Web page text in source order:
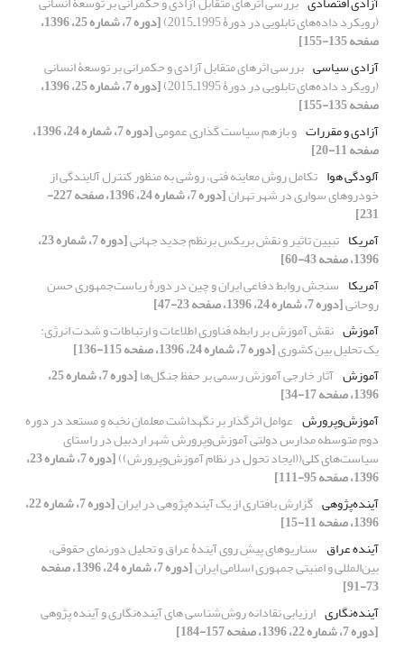
(رویکرد داده‌های تابلویی در دورۀ 1995ـ2015) [دوره 7، شماره 25، 1396،
صفحه 135-155]
آزادی سیاسی بررسی اثرهای متقابل آزادی و حکمرانی بر توسعۀ انسانی
(رویکرد داده‌های تابلویی در دورۀ 1995ـ2015) [دوره 7، شماره 25، 1396،
صفحه 135-155]
آزادی و مقررات و بازهم سیاست گذاری عمومی [دوره 7، شماره 24، 1396،
صفحه 11-20]
آلودگی هوا تکامل روش معاینه فنی، روشی به منظور کنترل آلایندگی از
خودروهای سواری در شهر تهران [دوره 7، شماره 24، 1396، صفحه 227-
231]
آمریکا تبیین تاثیر و نقش بریکس برنظم جدید جهانی [دوره 7، شماره 23،
1396، صفحه 43-60]
آمریکا سنجشِ روابط دفاعیِ ایران و چین در دورۀ ریاست‌جمهوری حسن
روحانی[دوره 7، شماره 24، 1396، صفحه 23-47]
آموزش نقش آموزش بر رابطه فناوری اطلاعات و ارتباطات و شدت انرژی:
یک تحلیل بین کشوری[دوره 7، شماره 24، 1396، صفحه 115-136]
آموزش آثار خارجی آموزش رسمی بر حفظ جنگل‌ها [دوره 7، شماره 25،
1396، صفحه 17-34]
آموزش‌وپرورش عوامل اثرگذار بر نگهداشت معلمان نخبه و مستعد در دوره
دوم متوسطه مدارس دولتی آموزش‌وپرورش شهر اردبیل در راستای
سیاست‌های کلی((ایجاد تحول در نظام آموزش‌وپرورش)) [دوره 7، شماره 23،
1396، صفحه 95-111]
آینده‌پژوهی گزارش بافتاری از یک آینده‌پژوهی در ایران [دوره 7، شماره 22،
1396، صفحه 11-15]
آینده عراق سناریوهای پیشِ روی آیندۀ عراق و تحلیل دورنمای حقوقی،
بین‌المللی و امنیتی جمهوری اسلامی ایران [دوره 7، شماره 24، 1396، صفحه
73-91]
آینده‌نگاری ارزیابی نقادانه روش‌شناسی های آینده‌نگاری و آینده پژوهی
[دوره 7، شماره 22، 1396، صفحه 157-184]